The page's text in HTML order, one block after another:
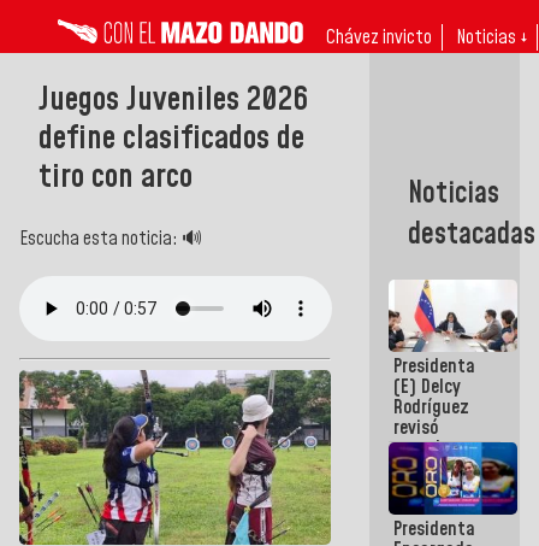
Chávez invicto Noticias ↓
Juegos Juveniles 2026
define clasificados de
tiro con arco
Escucha esta noticia: 🔊
Noticias
destacadas
Presidenta
(E) Delcy
Rodríguez
revisó
agenda
económica y
ejecución de
fondos de
emergencia
Presidenta